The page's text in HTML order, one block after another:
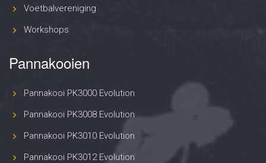
Voetbalvereniging
Workshops
Pannakooien
Pannakooi PK3000 Evolution
Pannakooi PK3008 Evolution
Pannakooi PK3010 Evolution
Pannakooi PK3012 Evolution